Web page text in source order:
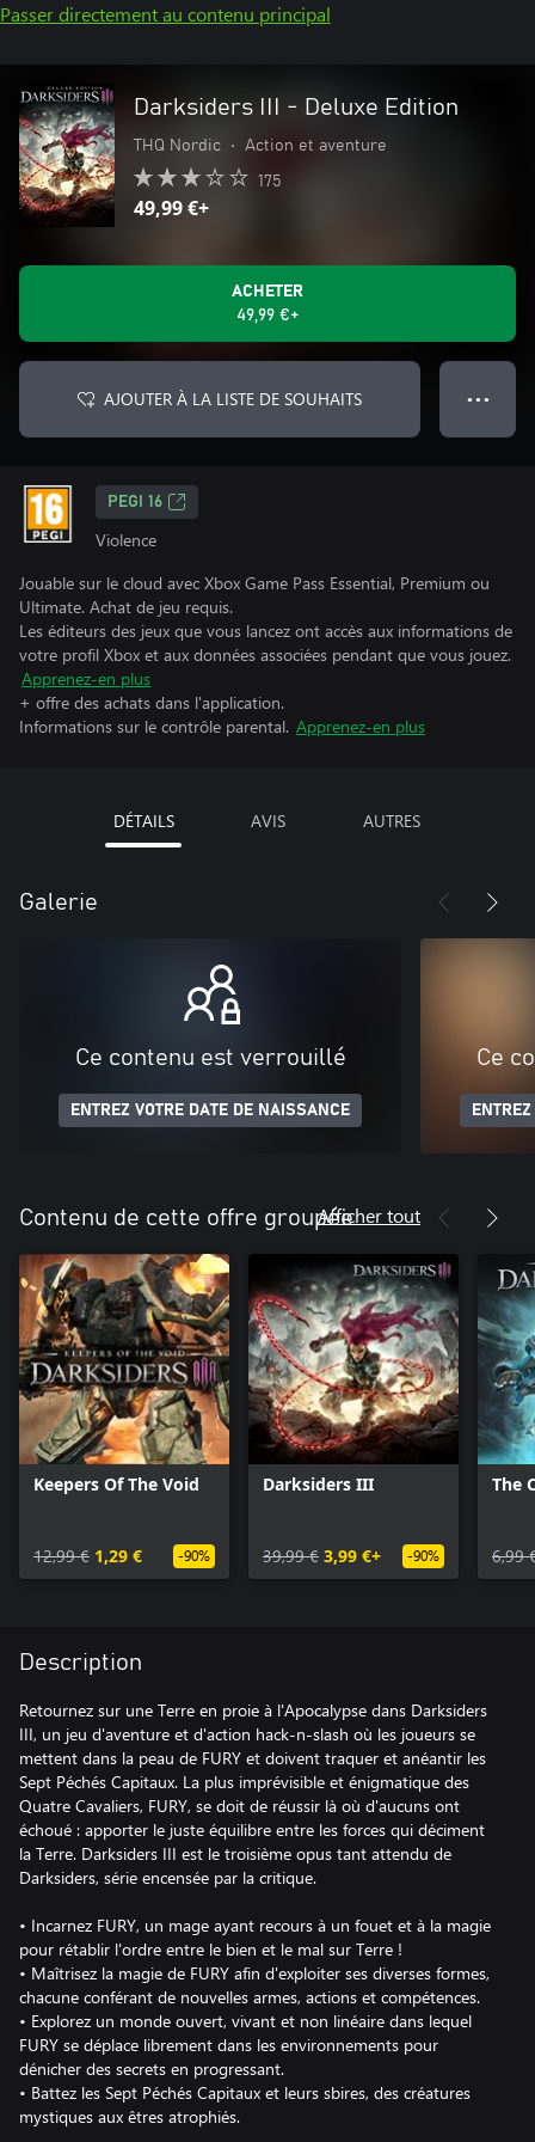
Passer directement au contenu principal
Darksiders III - Deluxe Edition
THQ Nordic • Action et aventure
175
49,99 €+
ACHETER
49,99 €+
AJOUTER À LA LISTE DE SOUHAITS ● ● ●
PEGI 16
Violence
Jouable sur le cloud avec Xbox Game Pass Essential, Premium ou
Ultimate. Achat de jeu requis.
Les éditeurs des jeux que vous lancez ont accès aux informations de
votre profil Xbox et aux données associées pendant que vous jouez.
Apprenez-en plus
+ offre des achats dans l'application.
Informations sur le contrôle parental. Apprenez-en plus
DÉTAILS AVIS AUTRES
Galerie
Ce contenu est verrouillé
ENTREZ VOTRE DATE DE NAISSANCE
Ce
Contenu de cette offre groupéeAfficher tout
Keepers Of The Void
12,99 € 1,29 € -90%
Darksiders III
39,99 € 3,99 €+ -90%
The
6,99
Description
Retournez sur une Terre en proie à l'Apocalypse dans Darksiders
III, un jeu d'aventure et d'action hack-n-slash où les joueurs se
mettent dans la peau de FURY et doivent traquer et anéantir les
Sept Péchés Capitaux. La plus imprévisible et énigmatique des
Quatre Cavaliers, FURY, se doit de réussir là où d'aucuns ont
échoué : apporter le juste équilibre entre les forces qui déciment
la Terre. Darksiders III est le troisième opus tant attendu de
Darksiders, série encensée par la critique.
• Incarnez FURY, un mage ayant recours à un fouet et à la magie
pour rétablir l'ordre entre le bien et le mal sur Terre !
• Maîtrisez la magie de FURY afin d'exploiter ses diverses formes,
chacune conférant de nouvelles armes, actions et compétences.
• Explorez un monde ouvert, vivant et non linéaire dans lequel
FURY se déplace librement dans les environnements pour
dénicher des secrets en progressant.
• Battez les Sept Péchés Capitaux et leurs sbires, des créatures
mystiques aux êtres atrophiés.